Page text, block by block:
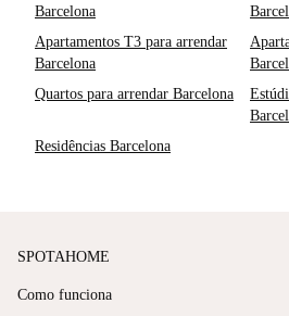
Barcelona
Apartamentos T3 para arrendar
Barcelona
Quartos para arrendar Barcelona
Residências Barcelona
SPOTAHOME
Como funciona